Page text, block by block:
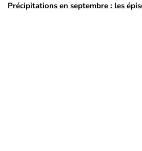
Précipitations en septembre : les